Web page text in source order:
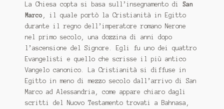
La Chiesa copta si basa sull’insegnamento di San
Marco , il quale portò la Cristianità in Egitto
durante il regno dell’imperatore romano Nerone
nel primo secolo, una dozzina di anni dopo
l’ascensione del Signore. Egli fu uno dei quattro
Evangelisti e quello che scrisse il più antico
Vangelo canonico. La Cristianità si diffuse in
Egitto in meno di mezzo secolo dall’arrivo di San
Marco ad Alessandria, come appare chiaro dagli
scritti del Nuovo Testamento trovati a Bahnasa,